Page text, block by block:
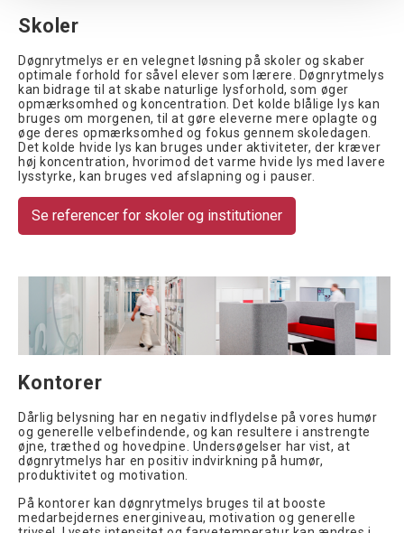
Skoler
Døgnrytmelys er en velegnet løsning på skoler og skaber
optimale forhold for såvel elever som lærere. Døgnrytmelys
kan bidrage til at skabe naturlige lysforhold, som øger
opmærksomhed og koncentration. Det kolde blålige lys kan
bruges om morgenen, til at gøre eleverne mere oplagte og
øge deres opmærksomhed og fokus gennem skoledagen.
Det kolde hvide lys kan bruges under aktiviteter, der kræver
høj koncentration, hvorimod det varme hvide lys med lavere
lysstyrke, kan bruges ved afslapning og i pauser.
Se referencer for skoler og institutioner
Kontorer
Dårlig belysning har en negativ indflydelse på vores humør
og generelle velbefindende, og kan resultere i anstrengte
øjne, træthed og hovedpine. Undersøgelser har vist, at
døgnrytmelys har en positiv indvirkning på humør,
produktivitet og motivation.
På kontorer kan døgnrytmelys bruges til at booste
medarbejdernes energiniveau, motivation og generelle